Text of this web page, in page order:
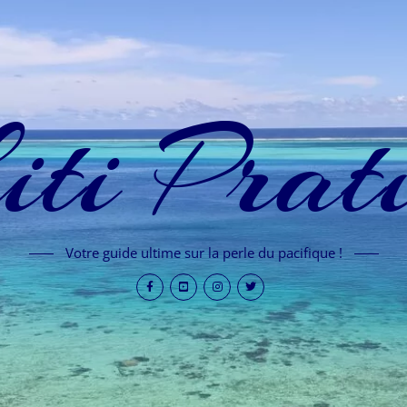
Votre guide ultime sur la perle du pacifique !